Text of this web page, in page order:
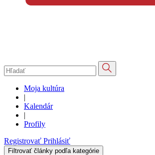
Moja kultúra
|
Kalendár
|
Profily
Registrovať Prihlásiť
Filtrovať články podľa kategórie